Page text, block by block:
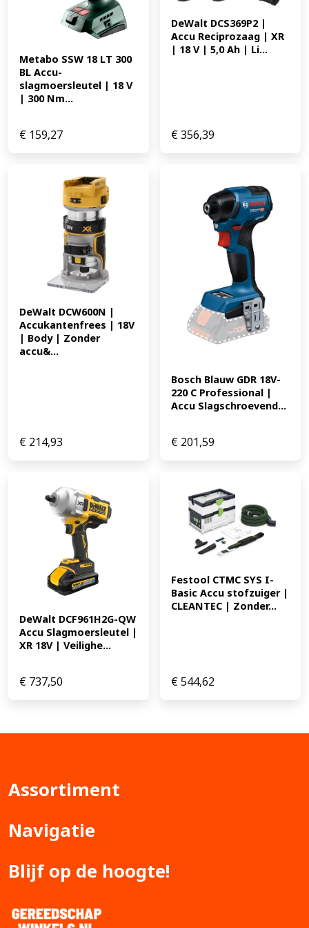
Metabo SSW 18 LT 300
BL Accu-
slagmoersleutel | 18 V
| 300 Nm...
€ 159,27
DeWalt DCS369P2 |
Accu Reciprozaag | XR
| 18 V | 5,0 Ah | Li...
€356,39
DeWalt DCW600N |
Accukantenfrees | 18V
| Body | Zonder
accu&...
€ 214,93
Bosch Blauw GDR 18V-
220 C Professional |
Accu Slagschroevend...
€ 201,59
DeWalt DCF961H2G-QW
Accu Slagmoersleutel |
XR 18V | Veilighe...
€ 737,50
Festool CTMC SYS I-
Basic Accu stofzuiger |
CLEANTEC | Zonder...
€544,62
Assortiment
Navigatie
Blijf op de hoogte!